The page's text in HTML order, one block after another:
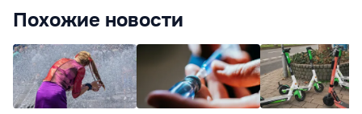
Похожие новости